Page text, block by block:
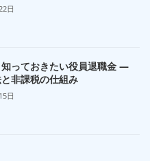
日
知っておきたい役員退職金 —
非課税の仕組み
日